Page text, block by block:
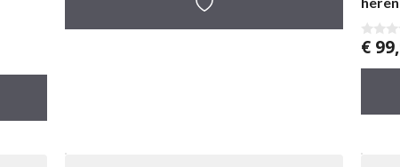
0
v
a
€